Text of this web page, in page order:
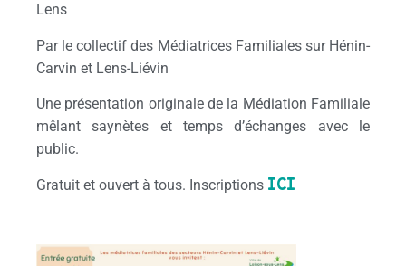
Lens
Par le collectif des Médiatrices Familiales sur Hénin-
Carvin et Lens-Liévin
Une présentation originale de la Médiation Familiale
mêlant saynètes et temps d’échanges avec le
public.
Gratuit et ouvert à tous. Inscriptions ICI